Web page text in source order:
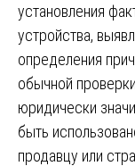
установления
устройства,
определения
обычной
юридически
быть
продавцу или